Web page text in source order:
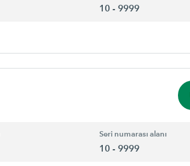
10 - 9999
Seri numarası alanı
10 - 9999